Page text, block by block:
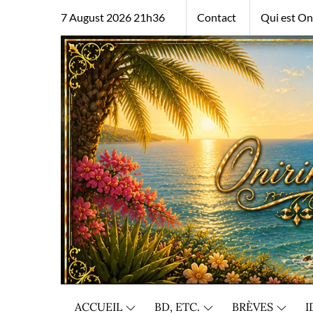
7 August 2026 21h36 Contact Qui est
ACCUEIL BD, ETC. BRÈVES